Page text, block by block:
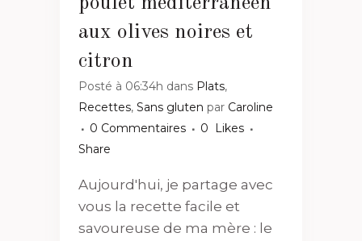
aux olives noires et
citron
Posté à 06:34h dans Plats,
Recettes, Sans gluten par Caroline
0 Commentaires
0
Likes
Share
Aujourd'hui, je partage avec
vous la recette facile et
savoureuse de ma mère : le